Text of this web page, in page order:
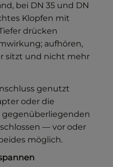
bei DN 35 und DN
Klopfen mit
drücken
aufhören,
sitzt und nicht mehr
genutzt
oder die
— vor oder
möglich.